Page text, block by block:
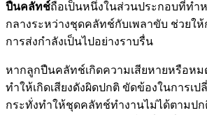
ปืนคลัทช์ถือเป็นหนึ่งในส่วนประกอบที่ทำ
กลางระหว่างชุดคลัทช์กับเพลาขับ ช่วยให้
การส่งกำลังเป็นไปอย่างราบรื่น
หากลูกปืนคลัทช์เกิดความเสียหายหรือหม
ทำให้เกิดเสียงดังผิดปกติ ขัดข้องในการเป
กระทั่งทำให้ชุดคลัทช์ทำงานไม่ได้ตามป